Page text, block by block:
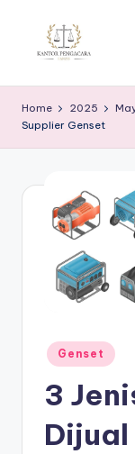
a
n
Home 2025
Supplier Genset
Posted
in
Genset
3